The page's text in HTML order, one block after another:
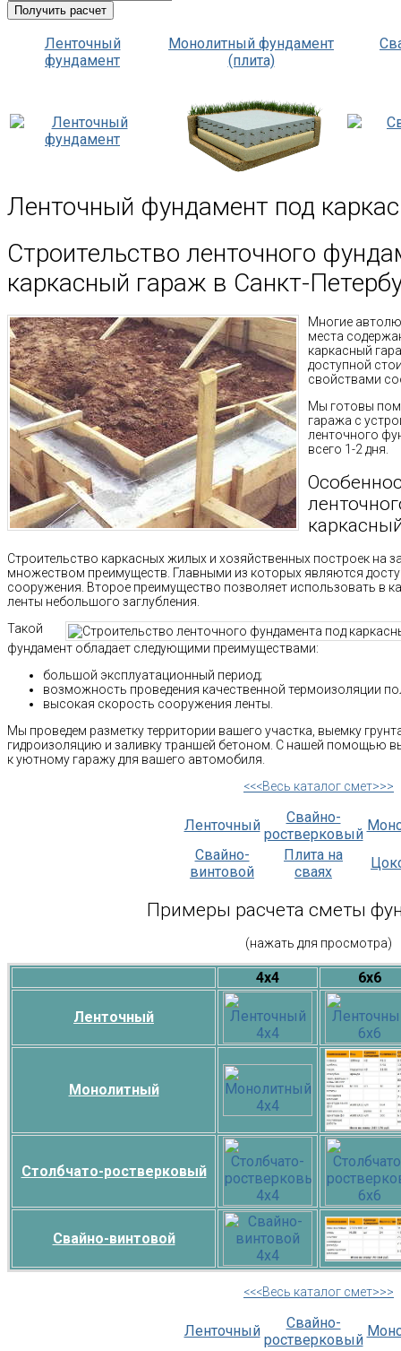
Ленточный
фундамент
Монолитный фундамент
(плита)
Ленточный фундамент под
Строительство ленточного
каркасный гараж в Санкт-
Многие
места
каркасный
доступной
свойствами
Мы готовы
гаража с
ленточного
всего 1-2 дня.
Строительство каркасных жилых и хозяйственных построек на
множеством преимуществ. Главными из которых являются
сооружения. Второе преимущество позволяет использовать в
ленты небольшого заглубления.
Такой
фундамент обладает следующими преимуществами:
большой эксплуатационный период;
возможность проведения качественной термоизоляции
высокая скорость сооружения ленты.
Мы проведем разметку территории вашего участка, выемку
гидроизоляцию и заливку траншей бетоном. С нашей помощью
к уютному гаражу для вашего автомобиля.
<<<Весь каталог смет>>>
Ленточный
Свайно-
ростверковый
Свайно-
винтовой
Плита на
сваях
Примеры расчета сметы
(нажать для просмотра)
4х4 6х6
Ленточный
Монолитный
Столбчато-ростверковый
Свайно-винтовой
<<<Весь каталог смет>>>
Ленточный
Свайно-
ростверковый